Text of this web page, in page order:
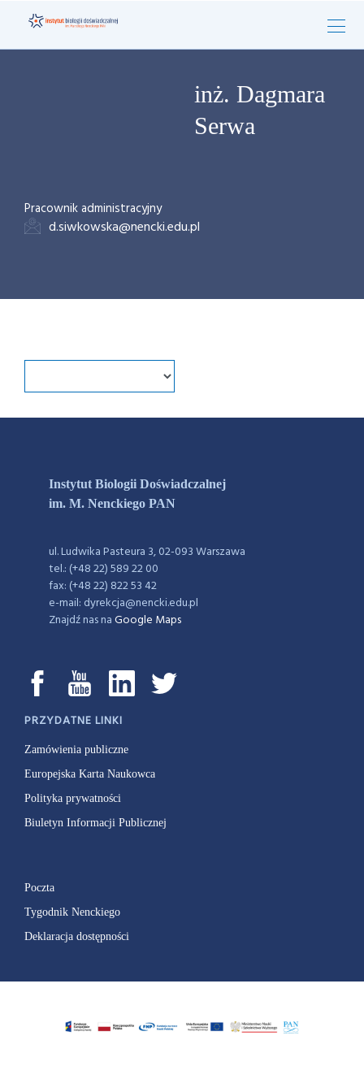
inż. Dagmara
Serwa
Pracownik administracyjny
d.siwkowska@nencki.edu.pl
Instytut Biologii Doświadczalnej
im. M. Nenckiego PAN
ul. Ludwika Pasteura 3, 02-093 Warszawa
tel.: (+48 22) 589 22 00
fax: (+48 22) 822 53 42
e-mail: dyrekcja@nencki.edu.pl
Znajdź nas naGoogle Maps
PRZYDATNE LINKI
Zamówienia publiczne
Europejska Karta Naukowca
Polityka prywatności
Biuletyn Informacji Publicznej
Poczta
Tygodnik Nenckiego
Deklaracja dostępności